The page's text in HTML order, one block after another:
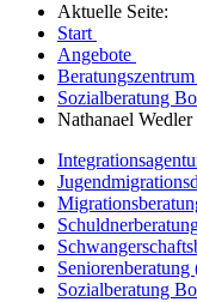
Aktuelle Seite:
Start
Angebote
Sozialberatung
Nathanael Wedler
Seniorenberatung
Sozialberatung